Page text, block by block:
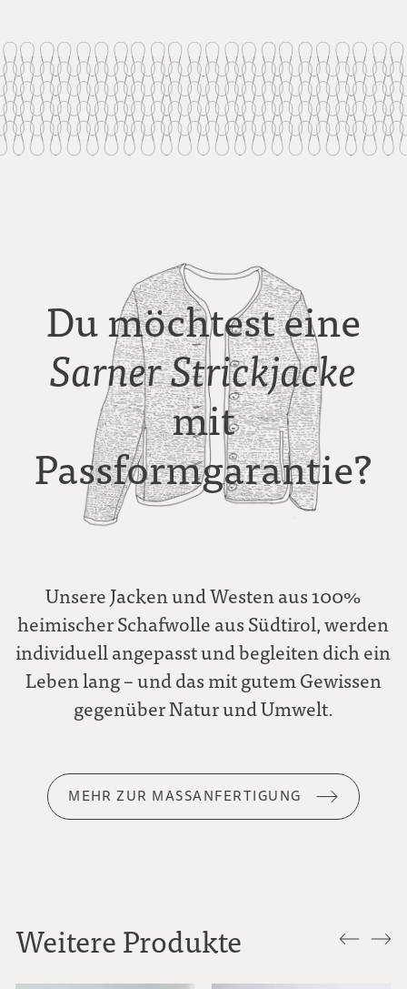
Du möchtest eine
SarnerStrickjacke
mit
Passformgarantie?
Unsere Jacken und Westen aus 100%
heimischer Schafwolle aus Südtirol, werden
individuell angepasst und begleiten dich ein
Leben lang – und das mit gutem Gewissen
gegenüber Natur und Umwelt.
MEHR ZUR MASSANFERTIGUNG
Weitere Produkte